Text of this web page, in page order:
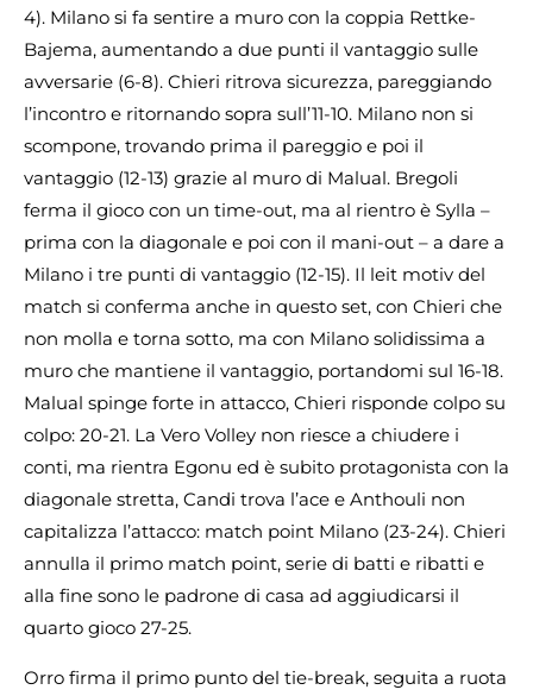
4). Milano si fa sentire a muro con la coppia Rettke-
Bajema, aumentando a due punti il vantaggio sulle
avversarie (6-8). Chieri ritrova sicurezza, pareggiando
l’incontro e ritornando sopra sull’11-10. Milano non si
scompone, trovando prima il pareggio e poi il
vantaggio (12-13) grazie al muro di Malual. Bregoli
ferma il gioco con un time-out, ma al rientro è Sylla –
prima con la diagonale e poi con il mani-out – a dare a
Milano i tre punti di vantaggio (12-15). Il leit motiv del
match si conferma anche in questo set, con Chieri che
non molla e torna sotto, ma con Milano solidissima a
muro che mantiene il vantaggio, portandomi sul 16-18.
Malual spinge forte in attacco, Chieri risponde colpo su
colpo: 20-21. La Vero Volley non riesce a chiudere i
conti, ma rientra Egonu ed è subito protagonista con la
diagonale stretta, Candi trova l’ace e Anthouli non
capitalizza l’attacco: match point Milano (23-24). Chieri
annulla il primo match point, serie di batti e ribatti e
alla fine sono le padrone di casa ad aggiudicarsi il
quarto gioco 27-25.
Orro firma il primo punto del tie-break, seguita a ruota